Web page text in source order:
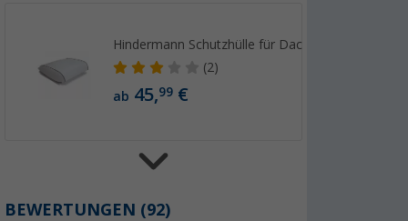
Hindermann Schutzhülle für Dachhauben
(2)
ab 45,99 €
MPK Plisseerahmen Vision Vent S pro
BEWERTUNGEN (92)